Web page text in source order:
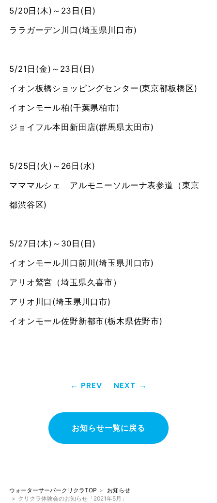
5/20日(木)～23日(日)
ララガーデン川口(埼玉県川口市)
5/21日(金)～23日(日)
イオン板橋ショッピングセンター(東京都板橋区)
イオンモール柏(千葉県柏市)
ジョイフル本田新田店(群馬県太田市)
5/25日(火)～26日(水)
マママルシェ アルモニーソルーナ表参道（東京
都渋谷区)
5/27日(木)～30日(日)
イオンモール川口前川(埼玉県川口市)
アリオ鷲宮（埼玉県久喜市）
アリオ川口(埼玉県川口市)
イオンモール佐野新都市(栃木県佐野市)
PREV NEXT
お知らせ一覧に戻る
ウォーターサーバークリクラTOP
お知らせ
クリクラ体験会のお知らせ「2021年5月」